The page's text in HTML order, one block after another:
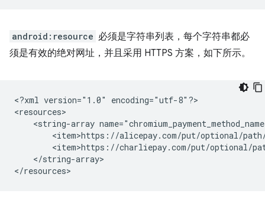
android:resource 必须是字符串列表，每个字符串都必
须是有效的绝对网址，并且采用 HTTPS 方案，如下所示。
<?xml version="1.0"
encoding="utf-8"?>
<string-array
</string-array>